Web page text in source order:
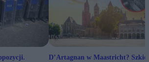
D’Artagnan w Maastricht?